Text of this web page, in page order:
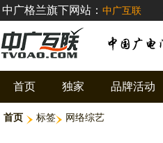
中广格兰旗下网站： 中广互联
首页 独家 品牌活动
首页 标签 网络综艺